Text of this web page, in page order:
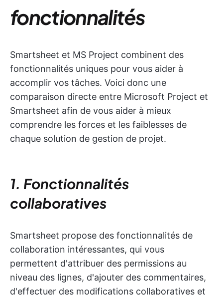
fonctionnalités
Smartsheet et MS Project combinent des
fonctionnalités uniques pour vous aider à
accomplir vos tâches. Voici donc une
comparaison directe entre Microsoft Project et
Smartsheet afin de vous aider à mieux
comprendre les forces et les faiblesses de
chaque solution de gestion de projet.
1. Fonctionnalités
collaboratives
Smartsheet propose des fonctionnalités de
collaboration intéressantes, qui vous
permettent d'attribuer des permissions au
niveau des lignes, d'ajouter des commentaires,
d'effectuer des modifications collaboratives et